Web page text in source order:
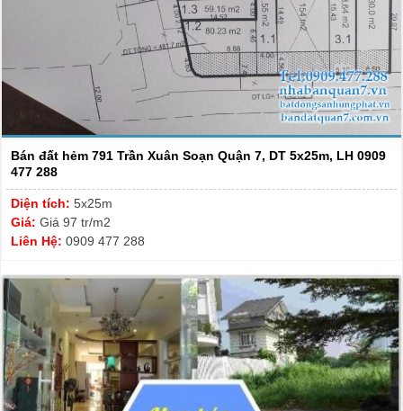
Bán đất hẻm 791 Trần Xuân Soạn Quận 7, DT 5x25m, LH 0909
477 288
Diện tích: 5x25m
Giá: Giá 97 tr/m2
Liên Hệ: 0909 477 288